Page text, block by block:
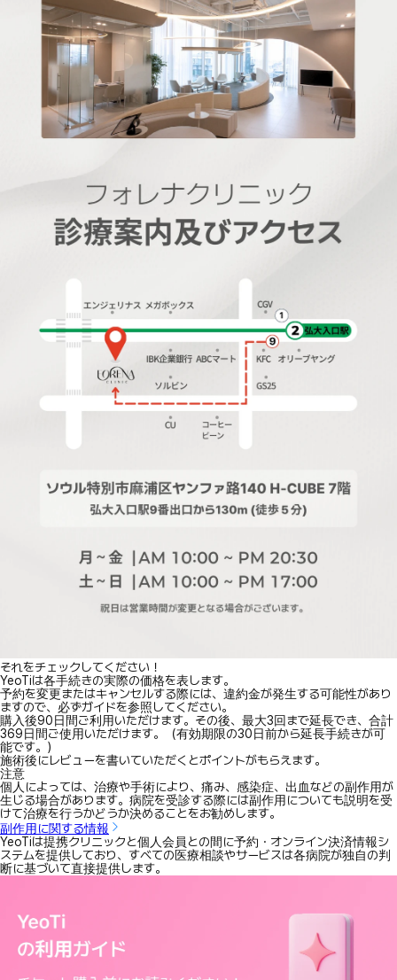
それをチェックしてください！
YeoTiは各手続きの実際の価格を表します。
予約を変更またはキャンセルする際には、違約金が発生する可能性があり
ますので、必ずガイドを参照してください。
購入後90日間ご利用いただけます。その後、最大3回まで延長でき、合計
369日間ご使用いただけます。（有効期限の30日前から延長手続きが可
能です。）
施術後にレビューを書いていただくとポイントがもらえます。
注意
個人によっては、治療や手術により、痛み、感染症、出血などの副作用が
生じる場合があります。病院を受診する際には副作用についても説明を受
けて治療を行うかどうか決めることをお勧めします。
副作用に関する情報
YeoTiは提携クリニックと個人会員との間に予約・オンライン決済情報シ
ステムを提供しており、すべての医療相談やサービスは各病院が独自の判
断に基づいて直接提供します。